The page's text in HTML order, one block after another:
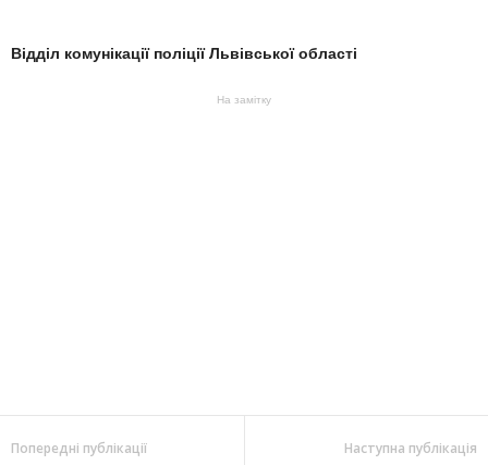
Відділ комунікації поліції Львівської області
На замітку
Попередні публікації Наступна публікація